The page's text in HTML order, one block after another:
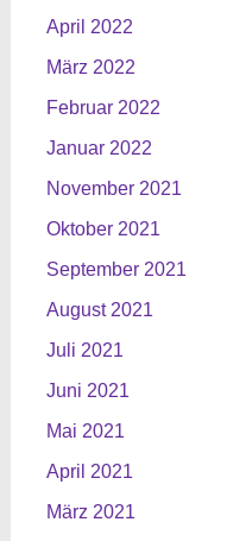
April 2022
März 2022
Februar 2022
Januar 2022
November 2021
Oktober 2021
September 2021
August 2021
Juli 2021
Juni 2021
Mai 2021
April 2021
März 2021